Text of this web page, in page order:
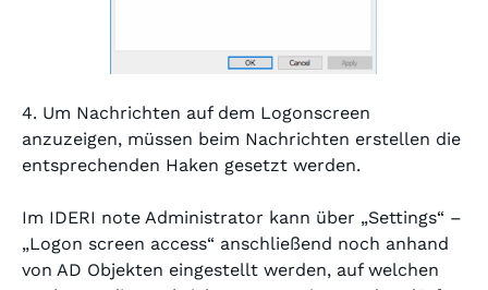
4. Um Nachrichten auf dem Logonscreen
anzuzeigen, müssen beim Nachrichten erstellen die
entsprechenden Haken gesetzt werden.
Im IDERI note Administrator kann über „Settings“ –
„Logon screen access“ anschließend noch anhand
von AD Objekten eingestellt werden, auf welchen